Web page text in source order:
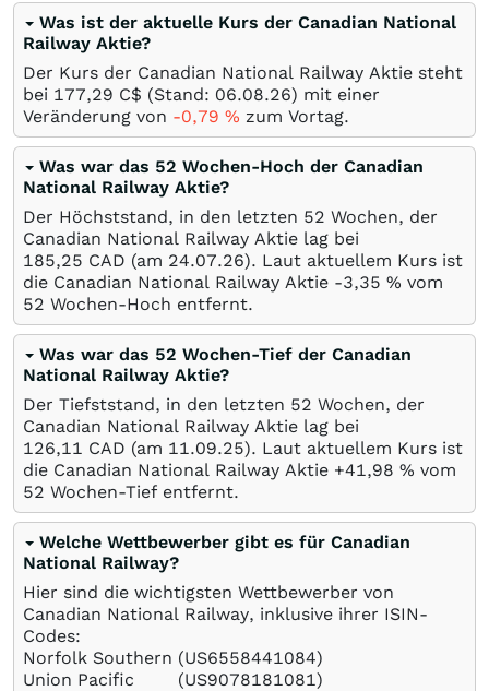
Was ist der aktuelle Kurs der Canadian National
Railway Aktie?
Der Kurs der Canadian National Railway Aktie steht
bei 177,29 C$ (Stand: 06.08.26) mit einer
Veränderung von -0,79 % zum Vortag.
Was war das 52 Wochen-Hoch der Canadian
National Railway Aktie?
Der Höchststand, in den letzten 52 Wochen, der
Canadian National Railway Aktie lag bei
185,25 CAD (am 24.07.26). Laut aktuellem Kurs ist
die Canadian National Railway Aktie -3,35 % vom
52 Wochen-Hoch entfernt.
Was war das 52 Wochen-Tief der Canadian
National Railway Aktie?
Der Tiefststand, in den letzten 52 Wochen, der
Canadian National Railway Aktie lag bei
126,11 CAD (am 11.09.25). Laut aktuellem Kurs ist
die Canadian National Railway Aktie +41,98 % vom
52 Wochen-Tief entfernt.
Welche Wettbewerber gibt es für Canadian
National Railway?
Hier sind die wichtigsten Wettbewerber von
Canadian National Railway, inklusive ihrer ISIN-
Codes:
Norfolk Southern (US6558441084)
Union Pacific
(US9078181081)